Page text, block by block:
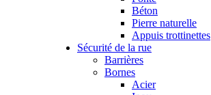
Béton
Pierre naturelle
Appuis trottinettes
Sécurité de la rue
Barrières
Bornes
Acier